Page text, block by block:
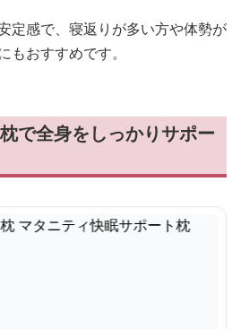
定感で、寝返りが多い方や体勢が
もおすすめです。
で全身をしっかりサポー